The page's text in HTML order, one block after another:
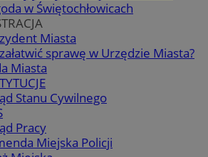
w Świętochłowicach
Miasta
sprawę w Urzędzie Miasta?
Miasta
Stanu Cywilnego
Pracy
Miejska Policji